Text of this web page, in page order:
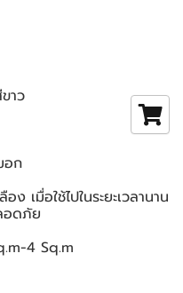
าว
อก
เมื่อใช้ไปในระยะเวลานาน
อดภัย
4 Sq.m